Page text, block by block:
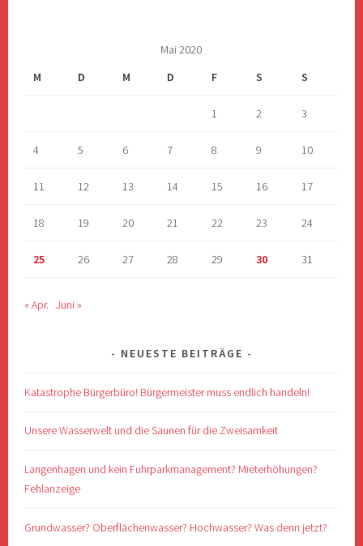
Mai 2020
M
D M D F S S
1 2 3
4 5 6 7 8 9 10
11 12 13 14 15 16 17
18 19 20 21 22 23 24
25 26 27 28 29 30 31
« Apr. Juni »
NEUESTE BEITRÄGE
Katastrophe Bürgerbüro! Bürgermeister muss endlich handeln!
Unsere Wasserwelt und die Saunen für die Zweisamkeit
Langenhagen und kein Fuhrparkmanagement? Mieterhöhungen?
Fehlanzeige
Grundwasser? Oberflächenwasser? Hochwasser? Was denn jetzt?